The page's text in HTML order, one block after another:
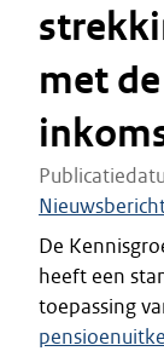
met
De
heeft een
toepassing